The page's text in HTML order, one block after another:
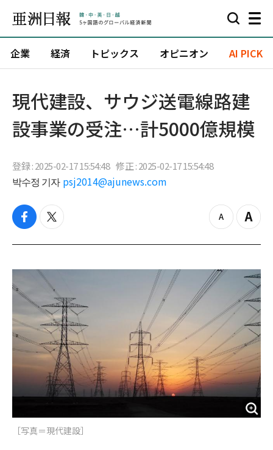
企業 経済 トピックス オピニオン AI PICK
現代建設、サウジ送電線路建
設事業の受注…計5000億規模
登録 : 2025-02-17 15:54:48 修正 : 2025-02-17 15:54:48
박수정 기자 psj2014@ajunews.com
f
c
b
o
k
t
i
t
r
z
o
o
u
Z
o
i
n
［写真＝現代建設］